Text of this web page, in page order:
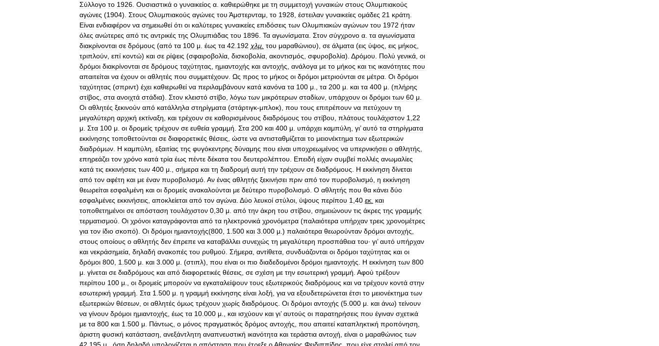
Σύλλογο το 1926 Ουσιαστικά ο γυναικείος α καθιερώθηκε με τη συμμετοχή γυναικών στους Ολυμπιακούς
αγώνες (1904). Στους Ολυμπιακούς αγώνες του Άμστερνταμ το 1928 έστειλαν γυναικείες ομάδες 21 κράτη
Είναι ενδιαφέρον να σημειωθεί ότι οι καλύτερες γυναικείες επιδόσεις των Ολυμπιακών αγώνων του 1972 ήταν
όλες ανώτερες από τις αντρικές της Ολυμπιάδας του 1896 Τα αγωνίσματα Στον σύγχρονο α τα αγωνίσματα
διακρίνονται σε δρόμους (από τα 100 μ έως τα 42 192 χλμ του μαραθώνιου), σε άλματα (εις ύψος εις μήκος
τριπλούν επί κοντώ) και σε ρίψεις (σφαιροβολία δισκοβολία ακοντισμός σφυροβολία). Δρόμου Πολύ γενικά οι
δρόμοι διακρίνονται σε δρόμους ταχύτητας ημιαντοχής και αντοχής ανάλογα με το μήκος και τις ικανότητες που
απαιτείται να έχουν οι αθλητές που συμμετέχουν Ως προς το μήκος οι δρόμοι μετριούνται σε μέτρα Οι δρόμοι
ταχύτητας (σπριντ) έχει καθιερωθεί να περιλαμβάνουν κατά κανόνα τα 100 μ τα 200 μ και τα 400 μ . (πλήρης
στίβος στα ανοιχτά στάδια). Στον κλειστό στίβο λόγω των μικρότερων σταδίων υπάρχουν οι δρόμοι των 60 μ
Οι αθλητές ξεκινούν από κατάλληλα στηρίγματα (στάρτιγκ-μπλοκ), που τους επιτρέπουν να πετύχουν τη
μεγαλύτερη αρχική εκτίναξη και τρέχουν σε καθορισμένους διαδρόμους του στίβου πλάτους τουλάχιστον 1 22
μ Στα 100 μ οι δρομείς τρέχουν σε ευθεία γραμμή Στα 200 και 400 μ υπάρχει καμπύλη γι’αυτό τα στηρίγματα
εκκίνησης τοποθετούνται σε διαφορετικές θέσεις ώστε να αντισταθμίζεται το μειονέκτημα των εξωτερικών
διαδρόμων Η καμπύλη εξαιτίας της φυγόκεντρης δύναμης που είναι υποχρεωμένος να υπερνικήσει ο αθλητής
επηρεάζει τον χρόνο κατά τρία έως πέντε δέκατα του δευτερολέπτου Επειδή είχαν συμβεί πολλές ανωμαλίες
κατά τις εκκινήσεις των 400 μ σήμερα και τη διαδρομή αυτή την τρέχουν σε διαδρόμους Η εκκίνηση δίνεται
από τον αφέτη και με έναν πυροβολισμό Αν ένας αθλητής ξεκινήσει πριν από τον πυροβολισμό η εκκίνηση
θεωρείται εσφαλμένη και οι δρομείς ανακαλούνται με δεύτερο πυροβολισμό Ο αθλητής που θα κάνει δύο
εσφαλμένες εκκινήσεις αποκλείεται από τον αγώνα . Δύο λευκοί στύλοι ύψους περίπου 1 40 εκ. και
τοποθετημένοι σε απόσταση τουλάχιστον 0 30 μ από την άκρη του στίβου σημειώνουν τις άκρες της γραμμής
τερματισμού Οι χρόνοι καταγράφονται από τα ηλεκτρονικά χρονόμετρα (παλαιότερα υπήρχαν τρεις χρονομέτρες
για τον ίδιο σκοπό). Οι δρόμοι ημιαντοχής(800 1 500 και 3 000 μ .) παλαιότερα θεωρούνταν δρόμοι αντοχής
στους οποίους ο αθλητής δεν έπρεπε να καταβάλλει συνεχώς τη μεγαλύτερη προσπάθεια του· γι’αυτό υπήρχαν
και νεκράσημεία δηλαδή ανακοπές του ρυθμού Σήμερα αντίθετα συνδυάζονται οι δρόμοι ταχύτητας και οι
δρόμοι 800 1 500 μ και 3 000 μ . (στιπλ), που είναι οι πιο διαδεδομένοι δρόμοι ημιαντοχής Η εκκίνηση των 800
μ γίνεται σε διαδρόμους και από διαφορετικές θέσεις σε σχέση με την εσωτερική γραμμή Αφού τρέξουν
περίπου 100 μ οι δρομείς μπορούν να εγκαταλείψουν τους εξωτερικούς διαδρόμους και να τρέχουν κοντά στην
εσωτερική γραμμή Στα 1 500 μ η γραμμή εκκίνησης είναι λοξή για να εξουδετερώνεται έτσι το μειονέκτημα των
εξωτερικών θέσεων οι αθλητές όμως τρέχουν χωρίς διαδρόμους Οι δρόμοι αντοχής (5 000 μ και άνω) τείνουν
να γίνουν δρόμοι ημιαντοχής έως τα 10 000 μ και ισχύουν και γι’αυτούς οι παρατηρήσεις που έγιναν σχετικά
με τα 800 και 1 500 μ Πάντως ο μόνος πραγματικός δρόμος αντοχής που απαιτεί καταπληκτική προπόνηση
άριστη φυσική κατάσταση ανεξάντλητη αναπνευστική ικανότητα και τεράστια αντοχή είναι ο μαραθώνιος των